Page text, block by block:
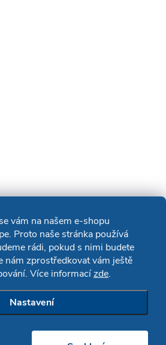
vám na našem e-shopu
Proto naše stránka používá
rádi, pokud s nimi budete
nám zprostředkovat vám ještě
Více informacízde.
Nastavení